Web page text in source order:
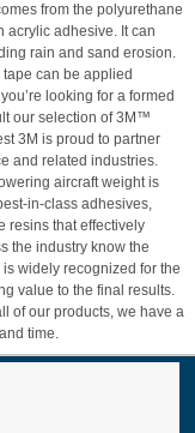
from the polyurethane
acrylic adhesive. It can
rain and sand erosion.
can be applied
looking for a formed
our selection of 3M™
3M is proud to partner
and related industries.
aircraft weight is
in-class adhesives,
resins that effectively
the industry know the
widely recognized for the
value to the final results.
of our products, we have a
time.